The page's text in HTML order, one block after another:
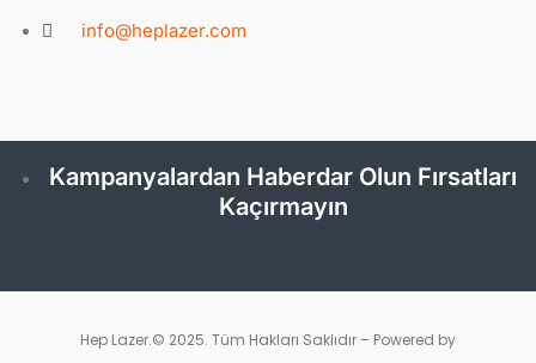
info@heplazer.com
Kampanyalardan Haberdar Olun Fırsatları
Kaçırmayın
Hep Lazer.© 2025. Tüm Hakları Saklıdır – Powered by